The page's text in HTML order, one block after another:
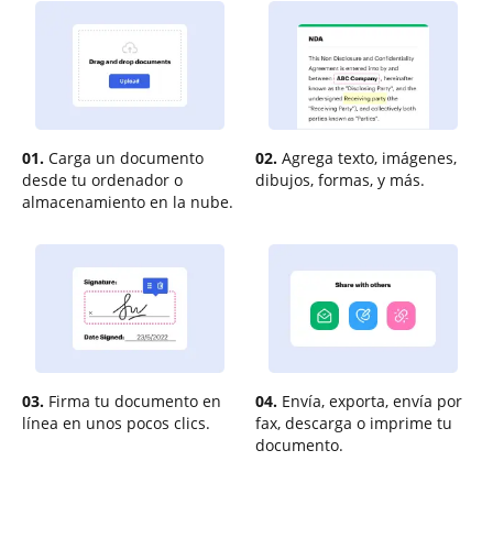
01. Carga un documento
desde tu ordenador o
almacenamiento en la nube.
02. Agrega texto, imágenes,
dibujos, formas, y más.
03. Firma tu documento en
línea en unos pocos clics.
04. Envía, exporta, envía por
fax, descarga o imprime tu
documento.